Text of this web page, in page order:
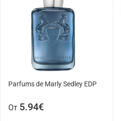
Parfums de Marly Sedley EDP
От 5.94€